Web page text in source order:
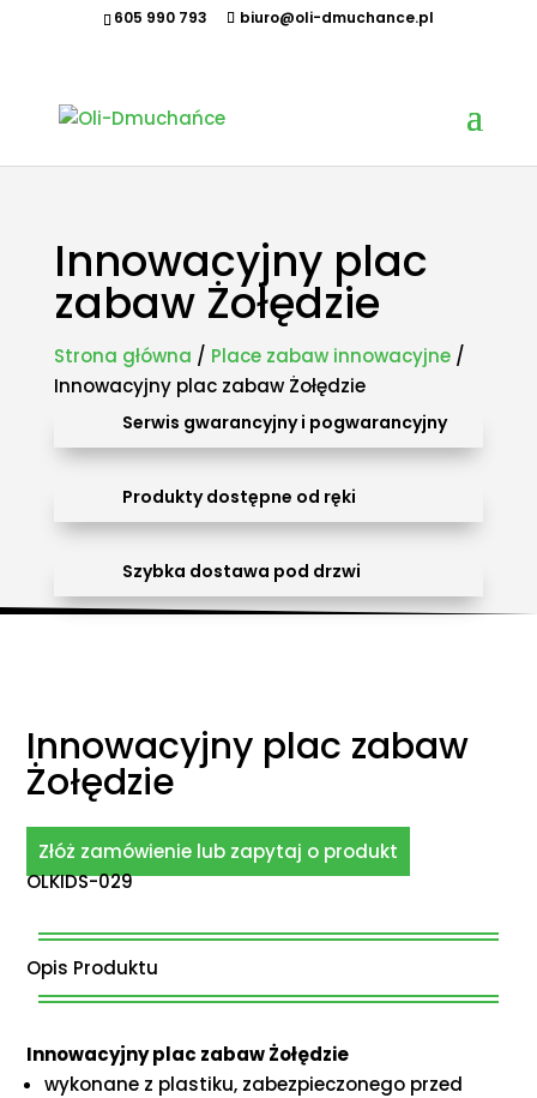
605 990 793 biuro@oli-dmuchance.pl
Oferujemy zamki dmuchane, zjeżdżalnie dmuchane, zjeżdżalnie wodne, dmuchane place zabaw,
tory przeszkód, zamki weselne, parki wodne dmuchane, namioty dmuchane, hale namiotowe,
wynajem dmuchańców, organizacja imprez plenerowych, piana party, popcorn, wata cukrowa,
Innowacyjny plac
zabaw Żołędzie
Strona główna / Place zabaw innowacyjne/
Innowacyjny plac zabaw Żołędzie
Serwis gwarancyjny i pogwarancyjny
Produkty dostępne od ręki
Szybka dostawa pod drzwi
Innowacyjny plac zabaw
Żołędzie
Złóż zamówienie lub zapytaj o produkt
OLKIDS-029
Opis Produktu
Innowacyjny plac zabaw Żołędzie
wykonane z plastiku, zabezpieczonego przed